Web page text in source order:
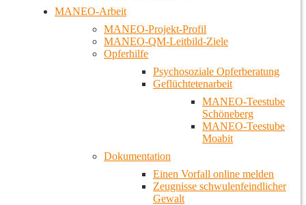
MANEO-Arbeit
MANEO-Projekt-Profil
MANEO-QM-Leitbild-Ziele
Opferhilfe
Psychosoziale Opferberatung
Geflüchtetenarbeit
MANEO-Teestube
Schöneberg
MANEO-Teestube
Moabit
Dokumentation
Einen Vorfall online melden
Zeugnisse schwulenfeindlicher
Gewalt